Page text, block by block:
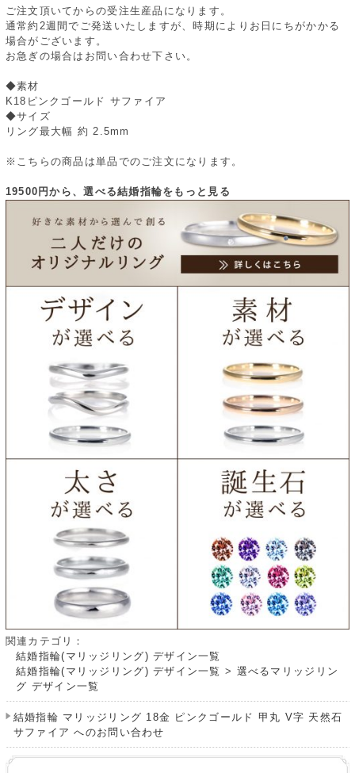
ご注文頂いてからの受注生産品になります。
通常約2週間でご発送いたしますが、時期によりお日にちがかかる
場合がございます。
お急ぎの場合はお問い合わせ下さい。
◆素材
K18ピンクゴールド サファイア
◆サイズ
リング最大幅 約 2.5mm
※こちらの商品は単品でのご注文になります。
19500円から、選べる結婚指輪をもっと見る
関連カテゴリ：
結婚指輪(マリッジリング) デザイン一覧
結婚指輪(マリッジリング) デザイン一覧 > 選べるマリッジリン
グ デザイン一覧
結婚指輪 マリッジリング 18金 ピンクゴールド 甲丸 V字 天然石
サファイア へのお問い合わせ